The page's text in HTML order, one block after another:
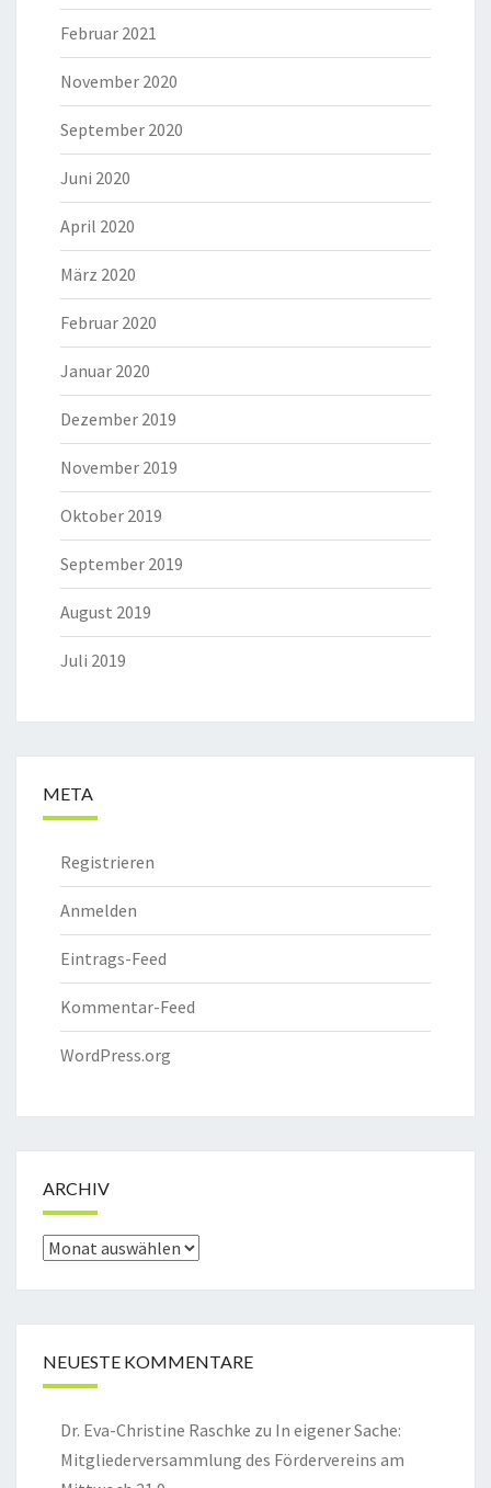
Februar 2021
November 2020
September 2020
Juni 2020
April 2020
März 2020
Februar 2020
Januar 2020
Dezember 2019
November 2019
Oktober 2019
September 2019
August 2019
Juli 2019
META
Registrieren
Anmelden
Eintrags-Feed
Kommentar-Feed
WordPress.org
ARCHIV
Archiv
NEUESTE KOMMENTARE
Dr. Eva-Christine Raschke zu In eigener Sache:
Mitgliederversammlung des Fördervereins am